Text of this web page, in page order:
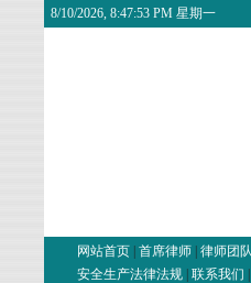
8/10/2026, 8:47:54 PM 星期一
网站首页 首席律师 律师团队
安全生产法律法规 联系我们